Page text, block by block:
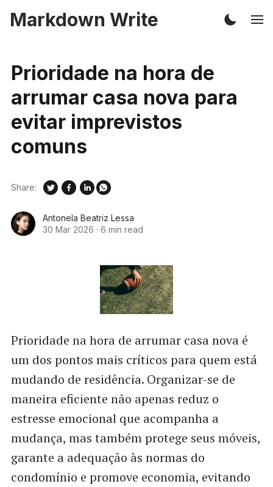
Markdown Write
Prioridade na hora de
arrumar casa nova para
evitar imprevistos
comuns
Antonela Beatriz Lessa
30 Mar 2026 · 6 min read
Share:
Prioridade na hora de arrumar casa nova é
um dos pontos mais críticos para quem está
mudando de residência. Organizar-se de
maneira eficiente não apenas reduz o
estresse emocional que acompanha a
mudança, mas também protege seus móveis,
garante a adequação às normas do
condomínio e promove economia, evitando